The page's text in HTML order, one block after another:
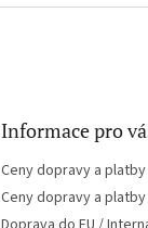
Informace pro
Ceny dopravy a platby
Ceny dopravy a platby